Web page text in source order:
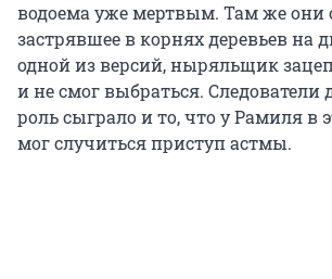
водоема уже мертвым. Там же они
застрявшее в корнях деревьев на
одной из версий, ныряльщик
и не смог выбраться. Следователи
роль сыграло и то, что у Рамиля в
мог случиться приступ астмы.